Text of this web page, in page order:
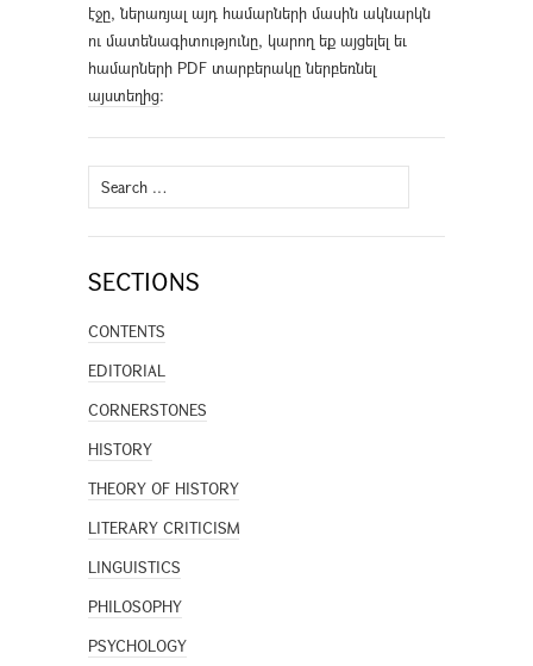
էջը, ներառյալ այդ համարների մասին ակնարկն
ու մատենագիտությունը, կարող եք այցելել եւ
համարների PDF տարբերակը ներբեռնել
այստեղից։
Search
for:
SECTIONS
CONTENTS
EDITORIAL
CORNERSTONES
HISTORY
THEORY OF HISTORY
LITERARY CRITICISM
LINGUISTICS
PHILOSOPHY
PSYCHOLOGY